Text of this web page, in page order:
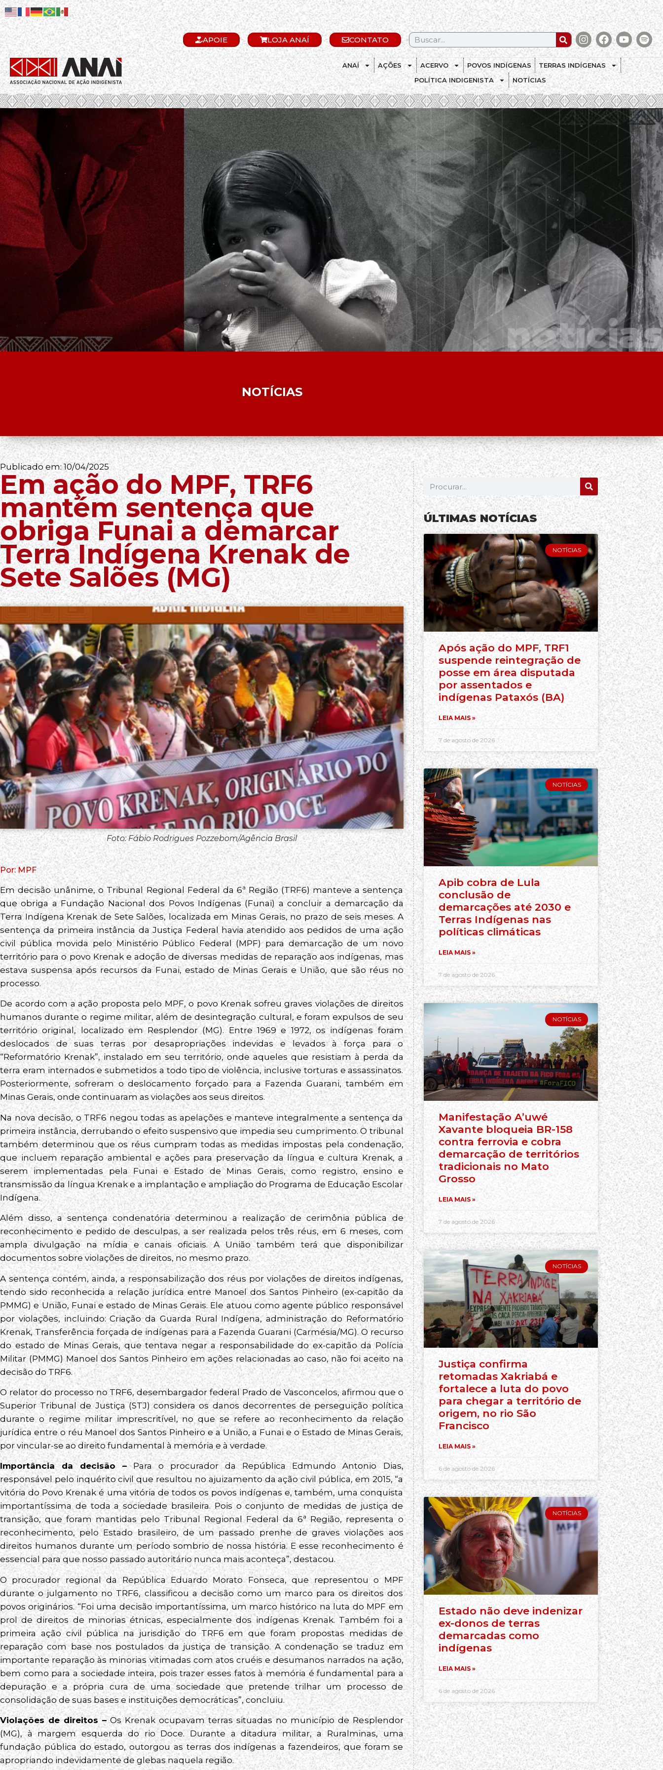
APOIE LOJA ANAÍ CONTATO
ANAÍ AÇÕES ACERVO POVOS INDÍGENAS
TERRAS INDÍGENAS
POLÍTICA INDIGENISTA
NOTÍCIAS
.
NOTÍCIAS
Publicado em:10/04/2025
Em ação do MPF, TRF6
mantém sentença que
obriga Funai a demarcar
Terra Indígena Krenak de
Sete Salões (MG)
Foto: Fábio Rodrigues Pozzebom/Agência Brasil
Por: MPF
Em decisão unânime, o Tribunal Regional Federal da 6ª Região (TRF6) manteve a sentença
que obriga a Fundação Nacional dos Povos Indígenas (Funai) a concluir a demarcação da
Terra Indígena Krenak de Sete Salões, localizada em Minas Gerais, no prazo de seis meses. A
sentença da primeira instância da Justiça Federal havia atendido aos pedidos de uma ação
civil pública movida pelo Ministério Público Federal (MPF) para demarcação de um novo
território para o povo Krenak e adoção de diversas medidas de reparação aos indígenas, mas
estava suspensa após recursos da Funai, estado de Minas Gerais e União, que são réus no
processo.
De acordo com a ação proposta pelo MPF, o povo Krenak sofreu graves violações de direitos
humanos durante o regime militar, além de desintegração cultural, e foram expulsos de seu
território original, localizado em Resplendor (MG). Entre 1969 e 1972, os indígenas foram
deslocados de suas terras por desapropriações indevidas e levados à força para o
“Reformatório Krenak”, instalado em seu território, onde aqueles que resistiam à perda da
terra eram internados e submetidos a todo tipo de violência, inclusive torturas e assassinatos.
Posteriormente, sofreram o deslocamento forçado para a Fazenda Guarani, também em
Minas Gerais, onde continuaram as violações aos seus direitos.
Na nova decisão, o TRF6 negou todas as apelações e manteve integralmente a sentença da
primeira instância, derrubando o efeito suspensivo que impedia seu cumprimento. O tribunal
também determinou que os réus cumpram todas as medidas impostas pela condenação,
que incluem reparação ambiental e ações para preservação da língua e cultura Krenak, a
serem implementadas pela Funai e Estado de Minas Gerais, como registro, ensino e
transmissão da língua Krenak e a implantação e ampliação do Programa de Educação Escolar
Indígena.
Além disso, a sentença condenatória determinou a realização de cerimônia pública de
reconhecimento e pedido de desculpas, a ser realizada pelos três réus, em 6 meses, com
ampla divulgação na mídia e canais oficiais. A União também terá que disponibilizar
documentos sobre violações de direitos, no mesmo prazo.
A sentença contém, ainda, a responsabilização dos réus por violações de direitos indígenas,
tendo sido reconhecida a relação jurídica entre Manoel dos Santos Pinheiro (ex-capitão da
PMMG) e União, Funai e estado de Minas Gerais. Ele atuou como agente público responsável
por violações, incluindo: Criação da Guarda Rural Indígena, administração do Reformatório
Krenak, Transferência forçada de indígenas para a Fazenda Guarani (Carmésia/MG). O recurso
do estado de Minas Gerais, que tentava negar a responsabilidade do ex-capitão da Polícia
Militar (PMMG) Manoel dos Santos Pinheiro em ações relacionadas ao caso, não foi aceito na
decisão do TRF6.
O relator do processo no TRF6, desembargador federal Prado de Vasconcelos, afirmou que o
Superior Tribunal de Justiça (STJ) considera os danos decorrentes de perseguição política
durante o regime militar imprescritível, no que se refere ao reconhecimento da relação
jurídica entre o réu Manoel dos Santos Pinheiro e a União, a Funai e o Estado de Minas Gerais,
por vincular-se ao direito fundamental à memória e à verdade.
Importância da decisão – Para o procurador da República Edmundo Antonio Dias,
responsável pelo inquérito civil que resultou no ajuizamento da ação civil pública, em 2015, “a
vitória do Povo Krenak é uma vitória de todos os povos indígenas e, também, uma conquista
importantíssima de toda a sociedade brasileira. Pois o conjunto de medidas de justiça de
transição, que foram mantidas pelo Tribunal Regional Federal da 6ª Região, representa o
reconhecimento, pelo Estado brasileiro, de um passado prenhe de graves violações aos
direitos humanos durante um período sombrio de nossa história. E esse reconhecimento é
essencial para que nosso passado autoritário nunca mais aconteça”, destacou.
O procurador regional da República Eduardo Morato Fonseca, que representou o MPF
durante o julgamento no TRF6, classificou a decisão como um marco para os direitos dos
povos originários. “Foi uma decisão importantíssima, um marco histórico na luta do MPF em
prol de direitos de minorias étnicas, especialmente dos indígenas Krenak. Também foi a
primeira ação civil pública na jurisdição do TRF6 em que foram propostas medidas de
reparação com base nos postulados da justiça de transição. A condenação se traduz em
importante reparação às minorias vitimadas com atos cruéis e desumanos narrados na ação,
bem como para a sociedade inteira, pois trazer esses fatos à memória é fundamental para a
depuração e a própria cura de uma sociedade que pretende trilhar um processo de
consolidação de suas bases e instituições democráticas”, concluiu.
Violações de direitos –Os Krenak ocupavam terras situadas no município de Resplendor
(MG), à margem esquerda do rio Doce. Durante a ditadura militar, a Ruralminas, uma
fundação pública do estado, outorgou as terras dos indígenas a fazendeiros, que foram se
apropriando indevidamente de glebas naquela região.
ÚLTIMAS NOTÍCIAS
NOTÍCIAS
Após ação do MPF, TRF1
suspende reintegração de
posse em área disputada
por assentados e
indígenas Pataxós (BA)
LEIA MAIS »
7 de agosto de 2026
NOTÍCIAS
Apib cobra de Lula
conclusão de
demarcações até 2030 e
Terras Indígenas nas
políticas climáticas
LEIA MAIS »
7 de agosto de 2026
NOTÍCIAS
Manifestação A’uwé
Xavante bloqueia BR-158
contra ferrovia e cobra
demarcação de territórios
tradicionais no Mato
Grosso
LEIA MAIS »
7 de agosto de 2026
NOTÍCIAS
Justiça confirma
retomadas Xakriabá e
fortalece a luta do povo
para chegar a território de
origem, no rio São
Francisco
LEIA MAIS »
6 de agosto de 2026
NOTÍCIAS
Estado não deve indenizar
ex-donos de terras
demarcadas como
indígenas
LEIA MAIS »
6 de agosto de 2026